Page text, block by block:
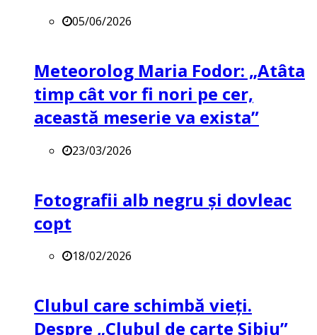
05/06/2026
Meteorolog Maria Fodor: „Atâta
timp cât vor fi nori pe cer,
această meserie va exista”
23/03/2026
Fotografii alb negru și dovleac
copt
18/02/2026
Clubul care schimbă vieți.
Despre „Clubul de carte Sibiu”